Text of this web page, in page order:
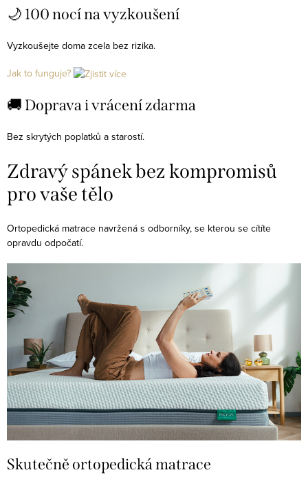
p
v
k
y
v
p
i
s
u
🌙 100 nocí na vyzkoušení
Vyzkoušejte doma zcela bez rizika.
Jak to funguje?
🚚 Doprava i vrácení zdarma
Bez skrytých poplatků a starostí.
Zdravý spánek bez kompromisů
pro vaše tělo
Ortopedická matrace navržená s odborníky, se kterou se cítíte
opravdu odpočatí.
Skutečně ortopedická matrace️